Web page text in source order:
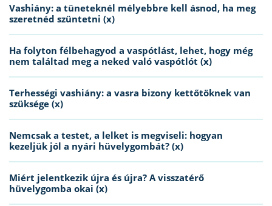
Vashiány: a tüneteknél mélyebbre kell ásnod, ha meg
szeretnéd szüntetni (x)
Ha folyton félbehagyod a vaspótlást, lehet, hogy még
nem találtad meg a neked való vaspótlót (x)
Terhességi vashiány: a vasra bizony kettőtöknek van
szüksége (x)
Nemcsak a testet, a lelket is megviseli: hogyan
kezeljük jól a nyári hüvelygombát? (x)
Miért jelentkezik újra és újra? A visszatérő
hüvelygomba okai (x)